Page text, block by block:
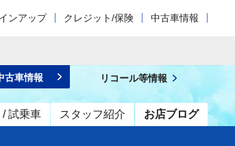
ンアップ クレジット/保険 中古車情報
/ 試乗車 スタッフ紹介 お店ブログ
古車情報 リコール等情報